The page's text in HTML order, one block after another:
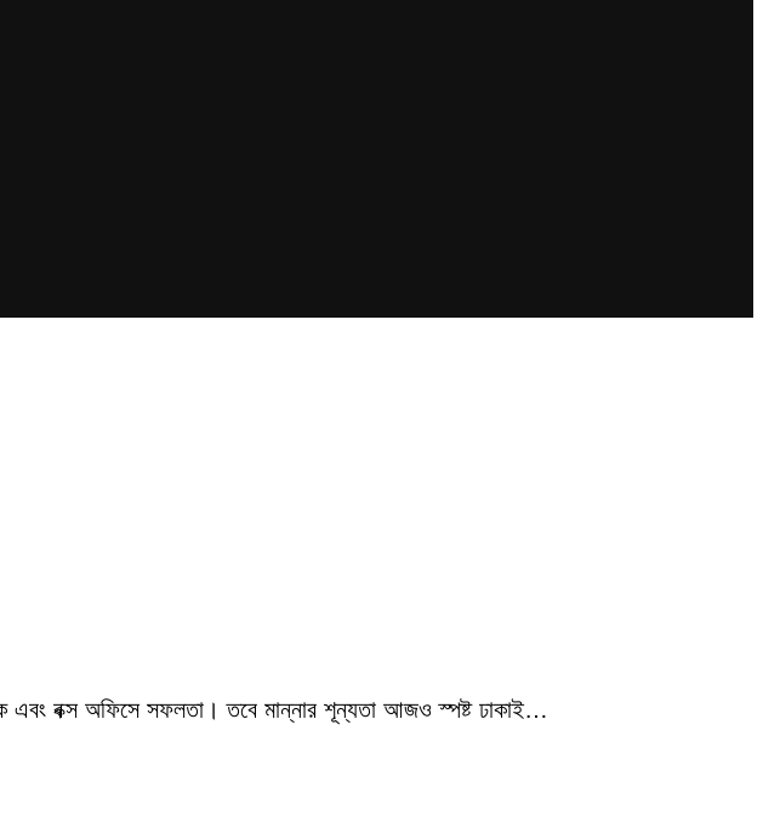
এবং বক্স অফিসে সফলতা। তবে মান্নার শূন্যতা আজও স্পষ্ট ঢাকাই…